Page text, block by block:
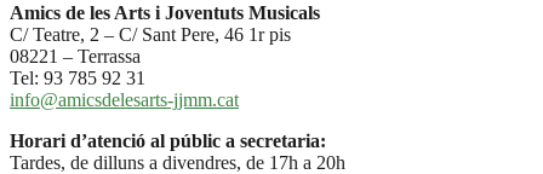
Amics de les Arts i Joventuts Musicals
C/ Teatre, 2 – C/ Sant Pere, 46 1r pis
08221 – Terrassa
Tel: 93 785 92 31
info@amicsdelesarts-jjmm.cat
Horari d’atenció al públic a secretaria:
Tardes, de dilluns a divendres, de 17h a 20h